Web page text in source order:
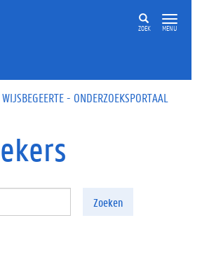
ZOEK MENU
- ONDERZOEKSPORTAAL
Zoeken